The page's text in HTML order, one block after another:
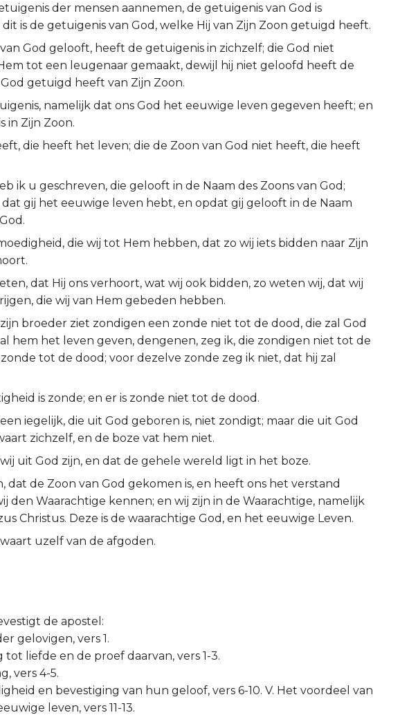
der mensen aannemen, de getuigenis van God is
is de getuigenis van God, welke Hij van Zijn Zoon getuigd heeft.
God gelooft, heeft de getuigenis in zichzelf; die God niet
tot een leugenaar gemaakt, dewijl hij niet geloofd heeft de
getuigd heeft van Zijn Zoon.
namelijk dat ons God het eeuwige leven gegeven heeft; en
in Zijn Zoon.
die heeft het leven; die de Zoon van God niet heeft, die heeft
ik u geschreven, die gelooft in de Naam des Zoons van God;
gij het eeuwige leven hebt, en opdat gij gelooft in de Naam
die wij tot Hem hebben, dat zo wij iets bidden naar Zijn
dat Hij ons verhoort, wat wij ook bidden, zo weten wij, dat wij
die wij van Hem gebeden hebben.
broeder ziet zondigen een zonde niet tot de dood, die zal God
hem het leven geven, dengenen, zeg ik, die zondigen niet tot de
tot de dood; voor dezelve zonde zeg ik niet, dat hij zal
is zonde; en er is zonde niet tot de dood.
iegelijk, die uit God geboren is, niet zondigt; maar die uit God
zichzelf, en de boze vat hem niet.
uit God zijn, en dat de gehele wereld ligt in het boze.
dat de Zoon van God gekomen is, en heeft ons het verstand
den Waarachtige kennen; en wij zijn in de Waarachtige, namelijk
Christus. Deze is de waarachtige God, en het eeuwige Leven.
uzelf van de afgoden.
de apostel:
gelovigen, vers 1.
liefde en de proef daarvan, vers 1-3.
vers 4-5.
en bevestiging van hun geloof, vers 6-10. V. Het voordeel van
leven, vers 11-13.